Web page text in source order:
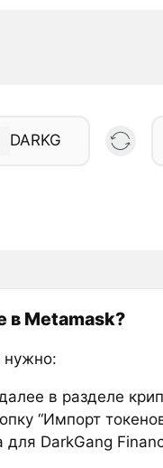
DARKG
в Metamask?
нужно:
в разделе
“Импорт
DarkGang